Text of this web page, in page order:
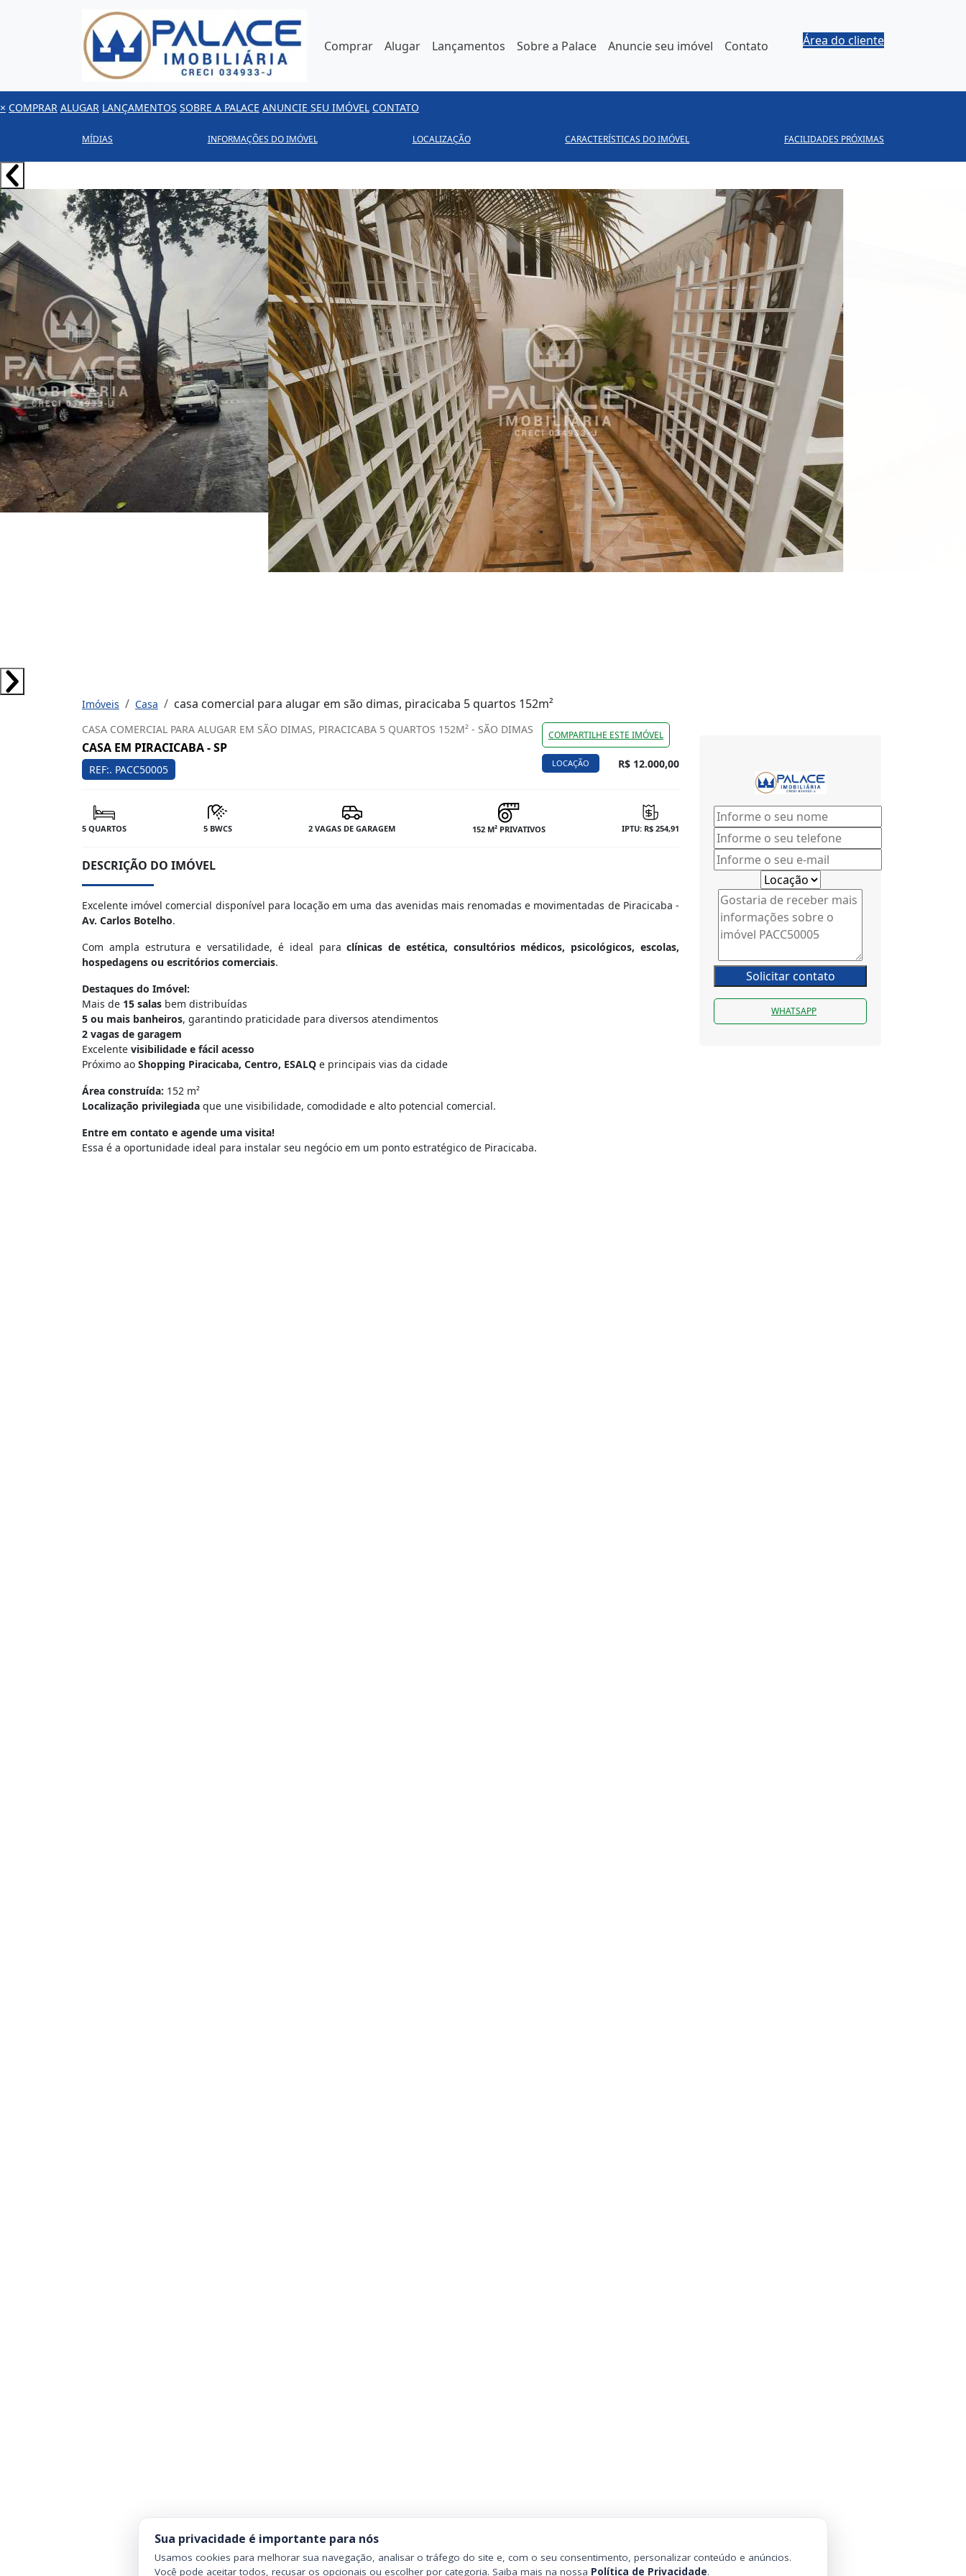
Comprar Alugar Lançamentos Sobre a Palace Anuncie seu imóvel Contato Área do cliente
× COMPRAR ALUGAR LANÇAMENTOS SOBRE A PALACE ANUNCIE SEU IMÓVEL CONTATO
MÍDIAS INFORMAÇÕES DO IMÓVEL LOCALIZAÇÃO CARACTERÍSTICAS DO IMÓVEL FACILIDADES PRÓXIMAS
Imóveis Casa casa comercial para alugar em são dimas, piracicaba 5 quartos 152m²
CASA COMERCIAL PARA ALUGAR EM SÃO DIMAS, PIRACICABA 5 QUARTOS 152M² - SÃO DIMAS
CASA EM PIRACICABA - SP
REF:. PACC50005
COMPARTILHE ESTE IMÓVEL
LOCAÇÃO R$ 12.000,00
5 QUARTOS 5 BWCS 2 VAGAS DE GARAGEM 152 M² PRIVATIVOS IPTU: R$ 254,91
DESCRIÇÃO DO IMÓVEL
Excelente imóvel comercial disponível para locação em uma das avenidas mais renomadas e movimentadas de Piracicaba -
Av. Carlos Botelho.
Com ampla estrutura e versatilidade, é ideal paraclínicas de estética, consultórios médicos, psicológicos, escolas,
hospedagens ou escritórios comerciais.
Destaques do Imóvel:
Mais de 15 salas bem distribuídas
5 ou mais banheiros, garantindo praticidade para diversos atendimentos
2 vagas de garagem
Excelente visibilidade e fácil acesso
Próximo ao Shopping Piracicaba, Centro, ESALQ e principais vias da cidade
Área construída: 152 m²
Localização privilegiada que une visibilidade, comodidade e alto potencial comercial.
Entre em contato e agende uma visita!
Essa é a oportunidade ideal para instalar seu negócio em um ponto estratégico de Piracicaba.
Solicitar contato
WHATSAPP
Sua privacidade é importante para nós
Usamos cookies para melhorar sua navegação, analisar o tráfego do site e, com o seu consentimento, personalizar conteúdo e anúncios.
Você pode aceitar todos, recusar os opcionais ou escolher por categoria. Saiba mais na nossa Política de Privacidade.